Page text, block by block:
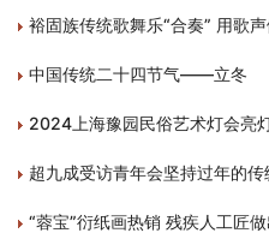
裕固族传统歌舞乐“合奏” 用歌
中国传统二十四节气——立冬
2024上海豫园民俗艺术灯会亮
超九成受访青年会坚持过年的传
“蓉宝”衍纸画热销 残疾人工匠